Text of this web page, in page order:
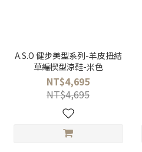
A.S.O 健步美型系列-羊皮扭結
草編楔型涼鞋-米色
NT$4,695
NT$4,695